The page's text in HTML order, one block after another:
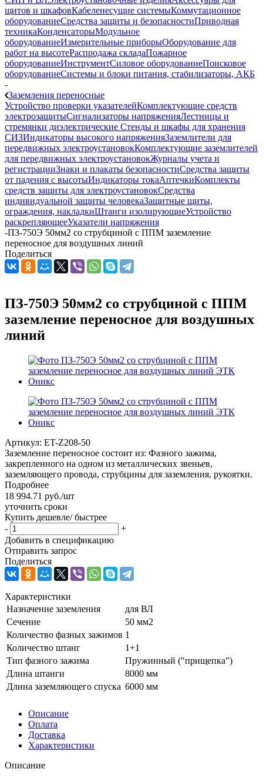
щитов и шкафовКабеленесущие системыКоммутационное
оборудованиеСредства защиты и безопасностиПриводная
техникаКонденсаторыМодульное
оборудованиеИзмерительные приборыОборудование для
работ на высотеРаспродажа складаПожарное
оборудованиеИнструментСиловое оборудованиеПоисковое
оборудованиеСистемы и блоки питания, стабилизаторы, АКБ
-
Заземления переносные
Устройство проверки указателейКомплектующие средств
электрозащитыСигнализаторы напряженияЛестницы и
стремянки диэлектрические Стенды и шкафы для хранения
СИЗИндикаторы высокого напряженияЗаземлители для
передвижных электроустановокКомплектующие заземлителей
для передвижных электроустановокЖурналы учета и
регистрацииЗнаки и плакаты безопасностиСредства защиты
от падения с высотыИндикаторы токаАптечкиКомплекты
средств защиты для электроустановокСредства
индивидуальной защиты человекаЗащитные щиты,
ограждения, накладкиШтанги изолирующиеУстройство
раскрепляющееУказатели напряжения
-ПЗ-750Э 50мм2 со струбциной с ППМ заземление
переносное для воздушных линий
Поделиться
ПЗ-750Э 50мм2 со струбциной с ППМ
заземление переносное для воздушных
линий
Артикул: ET-Z208-50
Заземление переносное состоит из: Фазного зажима,
закрепленного на одном из металлических звеньев,
заземляющего провода, струбцины для заземления, рукоятки.
Подробнее
18 994.71 руб./шт
уточнить сроки
Купить дешевле/ быстрее
-
+
Добавить в спецификацию
Отправить запрос
Поделиться
Характеристики
Назначение заземления
для ВЛ
Сечение
50 мм2
Количество фазных зажимов 1
Количество штанг
1+1
Тип фазного зажима
Пружинный ("прищепка")
Длина штанги
8000 мм
Длина заземляющего спуска 6000 мм
Описание
Оплата
Доставка
Характеристики
Описание